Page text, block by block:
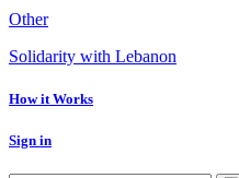
Other
Solidarity with Lebanon
How it Works
Sign in